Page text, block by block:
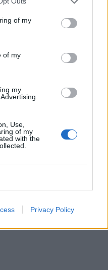
of my
of my
my
Use,
of my
with the
Privacy Policy